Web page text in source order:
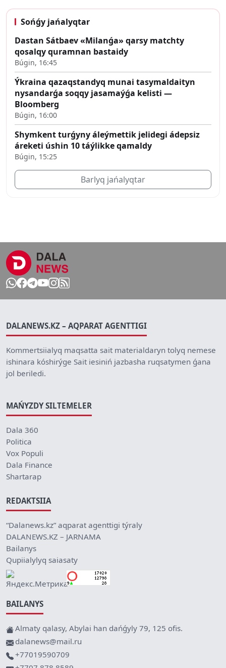
Sońǵy jańalyqtar
Dastan Sátbaev «Milanǵa» qarsy matchty
qosalqy quramnan bastaidy
Búgin, 16:45
Ýkraina qazaqstandyq munai tasymaldaityn
nysandarǵa soqqy jasamaýǵa kelisti —
Bloomberg
Búgin, 16:00
Shymkent turǵyny áleýmettik jelidegi ádepsiz
áreketi úshin 10 táýlikke qamaldy
Búgin, 15:25
Barlyq jańalyqtar
DALANEWS.KZ – AQPARAT AGENTTIGI
Kommertsiialyq maqsatta sait materialdaryn tolyq nemese
ishinara kóshirýge Sait iesiniń jazbasha ruqsatymen ǵana
jol beriledi.
MAŃYZDY SILTEMELER
Dala 360
Politica
Vox Populi
Dala Finance
Shartarap
REDAKTSIIA
“Dalanews.kz” aqparat agenttigi týraly
DALANEWS.KZ – JARNAMA
Bailanys
Qupiialylyq saiasaty
BAILANYS
Almaty qalasy, Abylai han dańǵyly 79, 125 ofis.
dalanews@mail.ru
+77019590709